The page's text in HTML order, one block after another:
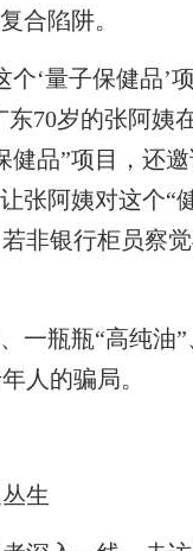
合陷阱。
‘量子保健品’
东70岁的张阿姨
健品”项目，还
张阿姨对这个“
非银行柜员察
瓶瓶“高纯油”
人的骗局。
生